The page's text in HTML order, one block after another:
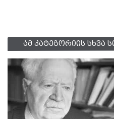
ამ კატეგორიის სხვა